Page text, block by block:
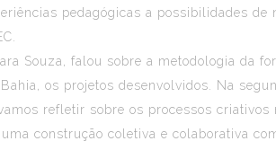
pedagógicas a possibilidades de
Souza, falou sobre a metodologia da
os projetos desenvolvidos. Na
refletir sobre os processos
construção coletiva e colaborativa